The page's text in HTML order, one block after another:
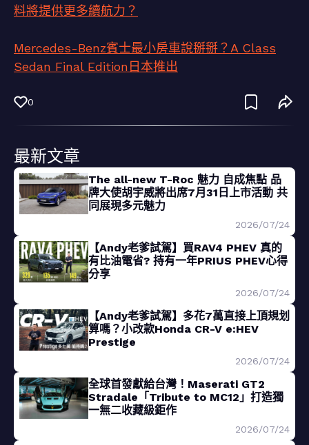
料將提供更多續航力？
Mercedes-Benz賓士最小房車說掰掰？A Class
Sedan Final Edition日本推出
0
最新文章
The all-new T-Roc 魅力 自成焦點 品
牌大使胡宇威將出席7月31日上市活動 共
同展現多元魅力
2026/07/24
【Andy老爹試駕】買RAV4 PHEV 真的
有比油電省? 持有一年PRIUS PHEV心得
分享
2026/07/24
【Andy老爹試駕】多花7萬直接上頂規划
算嗎？小改款Honda CR-V e:HEV
Prestige
2026/07/24
全球首發獻給台灣！Maserati GT2
Stradale「Tribute to MC12」打造獨
一無二收藏級鉅作
2026/07/24